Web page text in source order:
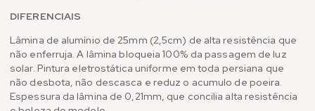
DIFERENCIAIS
Lâmina de alumínio de 25mm (2,5cm) de alta resistência que
não enferruja. A lâmina bloqueia 100% da passagem de luz
solar. Pintura eletrostática uniforme em toda persiana que
não desbota, não descasca e reduz o acumulo de poeira.
Espessura da lâmina de 0,21mm, que concilia alta resistência